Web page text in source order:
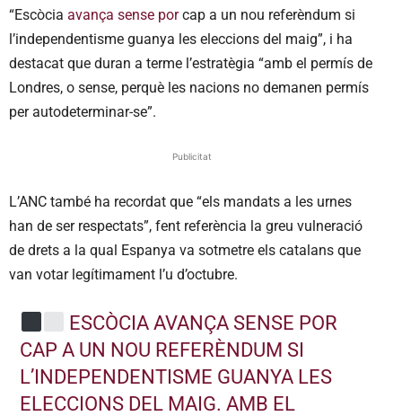
“Escòcia avança sense porcap a un nou referèndum si
l’independentisme guanya les eleccions del maig”, i ha
destacat que duran a terme l’estratègia “amb el permís de
Londres, o sense, perquè les nacions no demanen permís
per autodeterminar-se”.
Publicitat
L’ANC també ha recordat que “els mandats a les urnes
han de ser respectats”, fent referència la greu vulneració
de drets a la qual Espanya va sotmetre els catalans que
van votar legítimament l’u d’octubre.
ESCÒCIA AVANÇA SENSE POR
CAP A UN NOU REFERÈNDUM SI
L’INDEPENDENTISME GUANYA LES
ELECCIONS DEL MAIG. AMB EL